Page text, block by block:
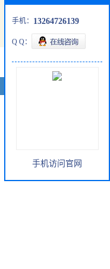
手机： 13264726139
Q Q：
手机访问官网